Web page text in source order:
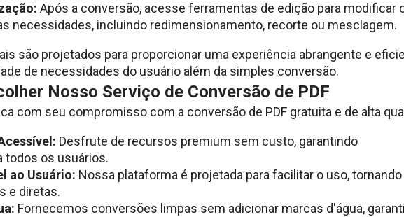
Após a conversão, acesse ferramentas de edição para modificar
necessidades, incluindo redimensionamento, recorte ou mesclagem.
são projetados para proporcionar uma experiência abrangente e
de necessidades do usuário além da simples conversão.
Nosso Serviço de Conversão de PDF
com seu compromisso com a conversão de PDF gratuita e de alta
Desfrute de recursos premium sem custo, garantindo
todos os usuários.
ao Usuário: Nossa plataforma é projetada para facilitar o uso, tornando
e diretas.
Fornecemos conversões limpas sem adicionar marcas d'água,